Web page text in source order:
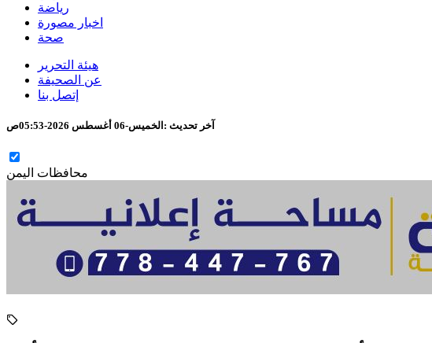
رياضة
اخبار مصورة
صحة
هيئة التحرير
عن الصحيفة
إتصل بنا
آخر تحديث : الخميس-06 أغسطس 2026-05:53ص
محافظات اليمن